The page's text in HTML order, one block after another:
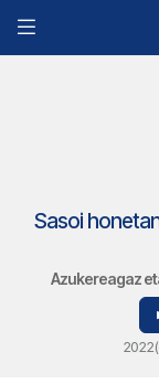
Sasoi
Azukereagaz